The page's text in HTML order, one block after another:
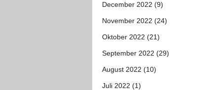
December 2022 (9)
November 2022 (24)
Oktober 2022 (21)
September 2022 (29)
August 2022 (10)
Juli 2022 (1)